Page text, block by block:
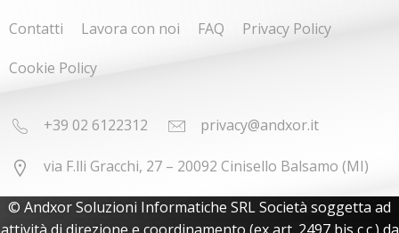
Contatti
Lavora con noi FAQ
Privacy Policy
Cookie Policy
+39 02 6122312 privacy@andxor.it
via F.lli Gracchi, 27 – 20092 Cinisello Balsamo (MI)
© Andxor Soluzioni Informatiche SRL Società soggetta ad